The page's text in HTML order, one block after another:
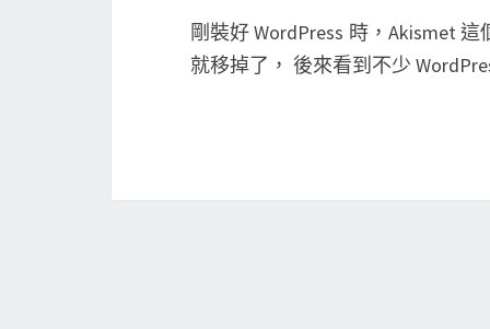
剛裝好 WordPress 時，Akismet
就移掉了， 後來看到不少